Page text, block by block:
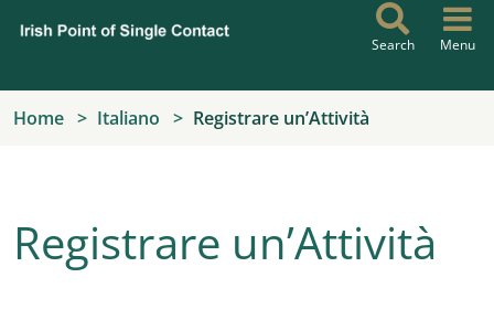
Search Menu
Home Italiano Registrare un’Attività
Registrare un’Attività